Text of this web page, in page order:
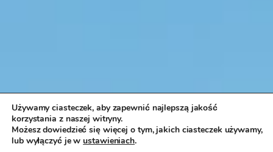
Używamy ciasteczek, aby zapewnić najlepszą jakość
korzystania z naszej witryny.
Możesz dowiedzieć się więcej o tym, jakich ciasteczek używamy,
lub wyłączyć je wustawieniach.